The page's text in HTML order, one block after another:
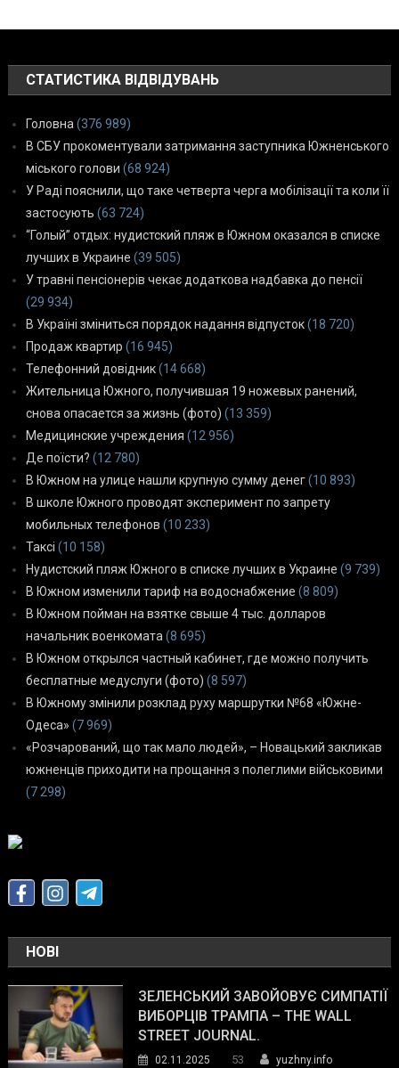
СТАТИСТИКА ВІДВІДУВАНЬ
Головна (376 989)
В СБУ прокоментували затримання заступника Южненського
міського голови (68 924)
У Раді пояснили, що таке четверта черга мобілізації та коли її
застосують (63 724)
“Голый” отдых: нудистский пляж в Южном оказался в списке
лучших в Украине (39 505)
У травні пенсіонерів чекає додаткова надбавка до пенсії
(29 934)
В Україні зміниться порядок надання відпусток(18 720)
Продаж квартир (16 945)
Телефонний довідник(14 668)
Жительница Южного, получившая 19 ножевых ранений,
снова опасается за жизнь (фото) (13 359)
Медицинские учреждения (12 956)
Де поїсти? (12 780)
В Южном на улице нашли крупную сумму денег(10 893)
В школе Южного проводят эксперимент по запрету
мобильных телефонов (10 233)
Таксі (10 158)
Нудистский пляж Южного в списке лучших в Украине (9 739)
В Южном изменили тариф на водоснабжение (8 809)
В Южном пойман на взятке свыше 4 тыс. долларов
начальник военкомата (8 695)
В Южном открылся частный кабинет, где можно получить
бесплатные медуслуги (фото) (8 597)
В Южному змінили розклад руху маршрутки №68 «Южне-
Одеса» (7 969)
«Розчарований, що так мало людей», – Новацький закликав
южненців приходити на прощання з полеглими військовими
(7 298)
НОВІ
ЗЕЛЕНСЬКИЙ ЗАВОЙОВУЄ СИМПАТІЇ
ВИБОРЦІВ ТРАМПА – THE WALL
STREET JOURNAL.
02.11.2025 53
yuzhny.info